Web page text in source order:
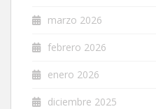
marzo 2026
febrero 2026
enero 2026
diciembre 2025